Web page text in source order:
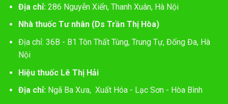
Địa chỉ:286 Nguyễn Xiển, Thanh Xuân, Hà Nội
Nhà thuốc Tư nhân (Ds Trần Thị Hòa)
Địa chỉ: 36B - B1 Tôn Thất Tùng, Trung Tự, Đống Đa, Hà
Nội
Hiệu thuốc Lê Thị Hải
Địa chỉ: Ngã Ba Xưa, Xuất Hóa - Lạc Sơn - Hòa Bình